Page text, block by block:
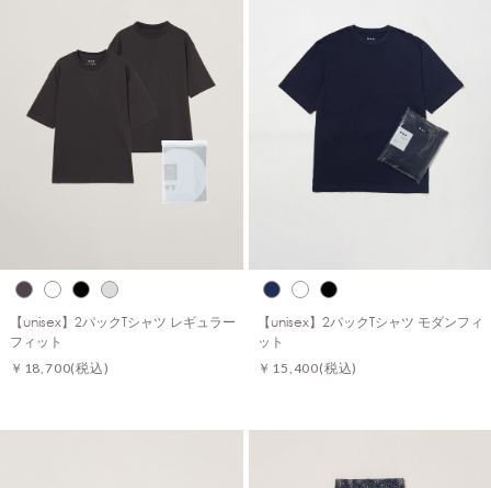
【unisex】2パックTシャツ レギュラー
フィット
￥18,700(税込)
【unisex】2パックTシャツ モダンフィ
ット
￥15,400(税込)